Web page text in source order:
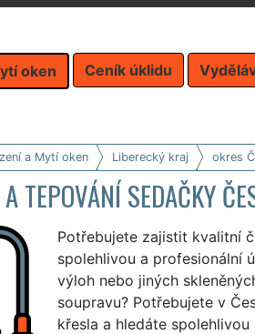
oken Ceník úklidu
a Mytí oken Liberecký kraj okres
TEPOVÁNÍ SEDAČKY
Potřebujete zajistit kvalitní
spolehlivou a profesionální
výloh nebo jiných
soupravu? Potřebujete v
křesla a hledáte